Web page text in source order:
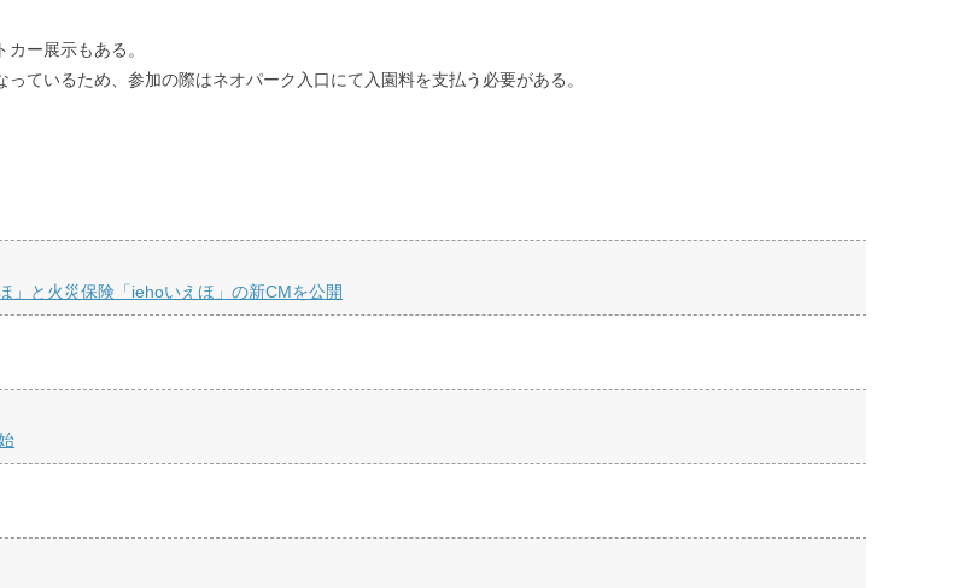
ー展示もある。
ているため、参加の際はネオパーク入口にて入園料を支払う必要がある。
」と火災保険「iehoいえほ」の新CMを公開